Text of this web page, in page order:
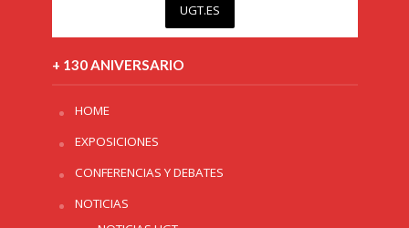
UGT.ES
+ 130 ANIVERSARIO
HOME
EXPOSICIONES
CONFERENCIAS Y DEBATES
NOTICIAS